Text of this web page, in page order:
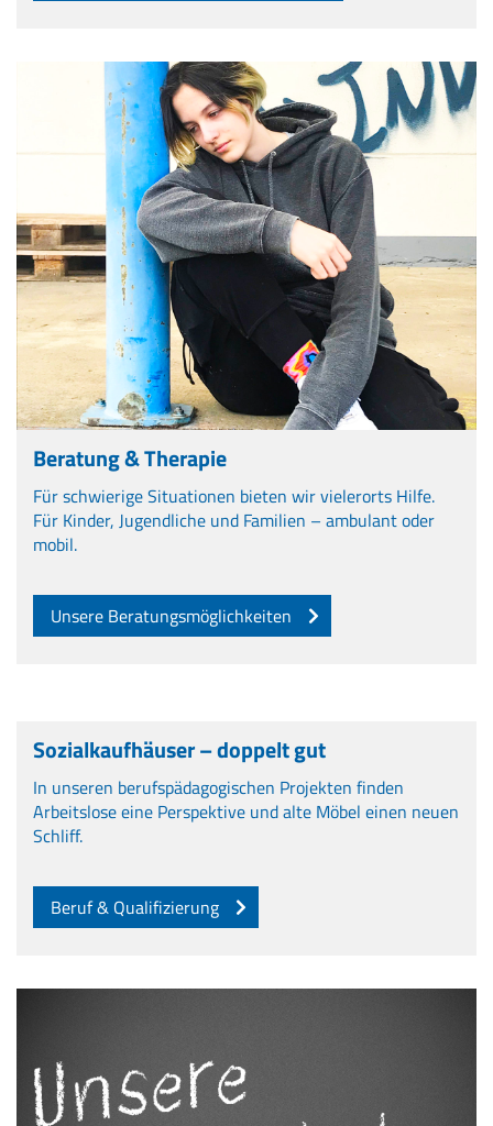
Beratung & Therapie
Für schwierige Situationen bieten wir vielerorts Hilfe.
Für Kinder, Jugendliche und Familien – ambulant oder
mobil.
Unsere Beratungsmöglichkeiten
Sozialkaufhäuser – doppelt gut
In unseren berufspädagogischen Projekten finden
Arbeitslose eine Perspektive und alte Möbel einen neuen
Schliff.
Beruf & Qualifizierung